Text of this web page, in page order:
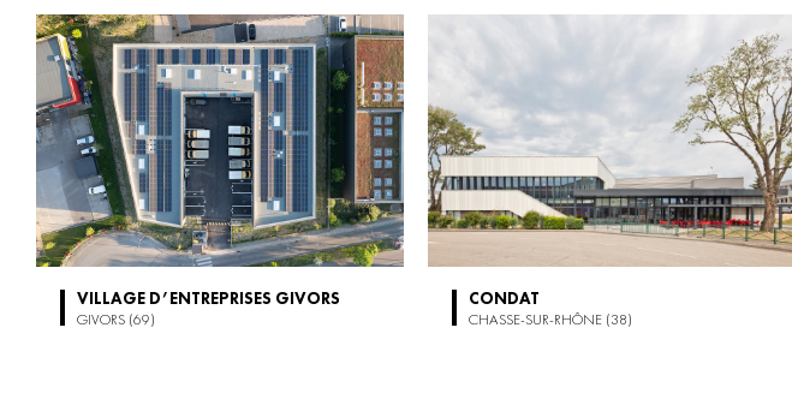
VILLAGE D’ENTREPRISES GIVORS
GIVORS (69)
CONDAT
CHASSE-SUR-RHÔNE (38)